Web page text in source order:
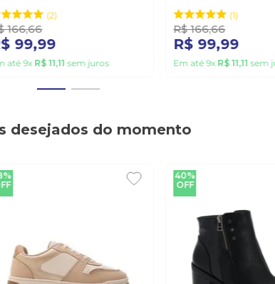
2
166,66
99,99
até9x R$ 11,11 sem juros
1
R$ 166,66
R$ 99,99
Em até9x R$ 11,11 sem
desejados do momento
40%
OFF